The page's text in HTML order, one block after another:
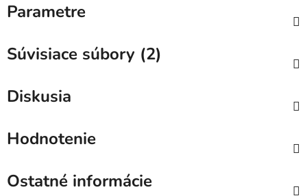
Parametre
Súvisiace súbory (2)
Diskusia
Hodnotenie
Ostatné informácie